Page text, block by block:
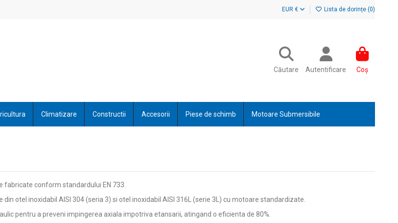
EUR € Lista de dorințe (0)
Căutare Autentificare Coș
Climatizare Constructii Accesorii Piese de schimb Motoare Submersibile
conform standardului EN 733.
otel inoxidabil AISI 304 (seria 3) si otel inoxidabil AISI 316L (serie 3L) cu motoare standardizate.
pentru a preveni impingerea axiala impotriva etansarii, atingand o eficienta de 80%.